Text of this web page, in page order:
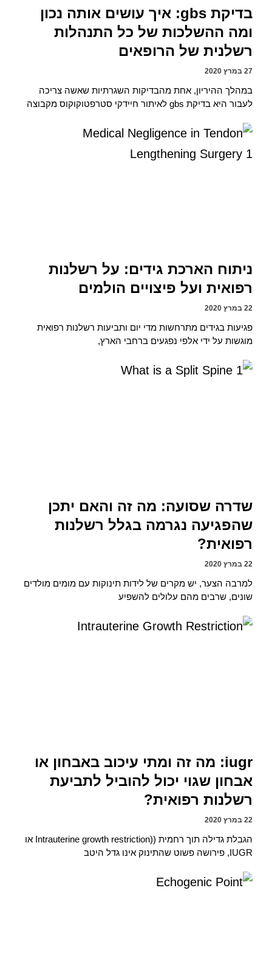
בדיקת gbs: איך עושים אותה נכון
ומה ההשלכות של כל התנהלות
רשלנית של הרופאים
27 במרץ 2020
במהלך ההיריון, אחת מהבדיקות השגרתיות שאשה צריכה
לעבור היא בדיקת gbs לאיתור חיידקי סטרפטוקוקוס מקבוצה
ניתוח הארכת גידים: על רשלנות
רפואית ועל פיצויים הולמים
22 במרץ 2020
פגיעות בגידים מתרחשות מדי יום ותביעות רשלנות רפואית
מוגשות על ידי אלפי נפגעים ברחבי הארץ,
שדרה שסועה: מה זה והאם יתכן
שהפגיעה נגרמה בגלל רשלנות
רפואית?
22 במרץ 2020
למרבה הצער, יש מקרים של לידות תינוקות עם מומים מולדים
שונים, שרבים מהם עלולים להשפיע
iugr: מה זה ומתי עיכוב באבחון או
אבחון שגוי יכול להוביל לתביעת
רשלנות רפואית?
22 במרץ 2020
הגבלת גדילה תוך רחמית ((Intrauterine growth restriction או
IUGR, פירושה פשוט שהתינוק אינו גדל היטב